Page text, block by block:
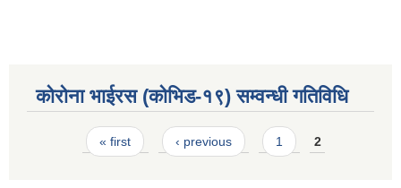
कोरोना भाईरस (कोभिड-१९) सम्वन्धी गतिविधि
Pages« first ‹ previous 1 2